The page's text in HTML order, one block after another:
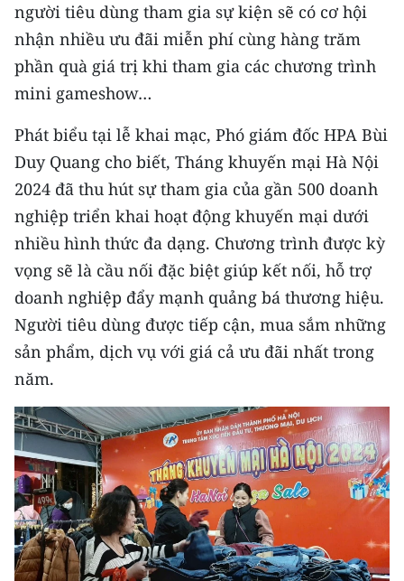
Media Du lịch
Media Thế giới
Media Thể thao
Media Giáo dục
Media Y tế
Media Khoa học - Công nghệ
Media Môi trường
Ảnh
Infographic
TIN MỚI
TIN ĐỊA PHƯƠNG
Trung du và miền núi phía Bắc
Đồng bằng sông Hồng
Bắc Trung Bộ
người tiêu dùng tham gia sự kiện sẽ có cơ hội
nhận nhiều ưu đãi miễn phí cùng hàng trăm
phần quà giá trị khi tham gia các chương trình
mini gameshow…
Phát biểu tại lễ khai mạc, Phó giám đốc HPA Bùi
Duy Quang cho biết, Tháng khuyến mại Hà Nội
2024 đã thu hút sự tham gia của gần 500 doanh
nghiệp triển khai hoạt động khuyến mại dưới
nhiều hình thức đa dạng. Chương trình được kỳ
vọng sẽ là cầu nối đặc biệt giúp kết nối, hỗ trợ
doanh nghiệp đẩy mạnh quảng bá thương hiệu.
Người tiêu dùng được tiếp cận, mua sắm những
sản phẩm, dịch vụ với giá cả ưu đãi nhất trong
năm.